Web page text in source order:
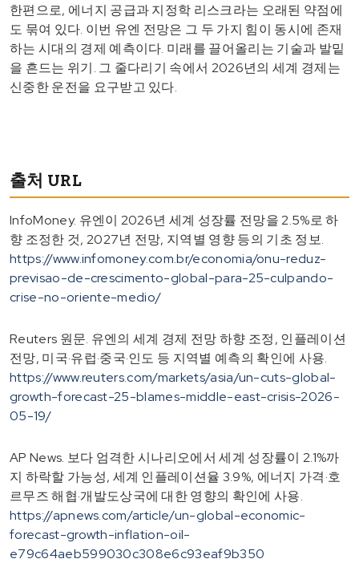
한편으로, 에너지 공급과 지정학 리스크라는 오래된 약점에
도 묶여 있다. 이번 유엔 전망은 그 두 가지 힘이 동시에 존재
하는 시대의 경제 예측이다. 미래를 끌어올리는 기술과 발밑
을 흔드는 위기. 그 줄다리기 속에서 2026년의 세계 경제는
신중한 운전을 요구받고 있다.
출처 URL
InfoMoney. 유엔이 2026년 세계 성장률 전망을 2.5%로 하
향 조정한 것, 2027년 전망, 지역별 영향 등의 기초 정보.
https://www.infomoney.com.br/economia/onu-reduz-
previsao-de-crescimento-global-para-25-culpando-
crise-no-oriente-medio/
Reuters 원문. 유엔의 세계 경제 전망 하향 조정, 인플레이션
전망, 미국·유럽·중국·인도 등 지역별 예측의 확인에 사용.
https://www.reuters.com/markets/asia/un-cuts-global-
growth-forecast-25-blames-middle-east-crisis-2026-
05-19/
AP News. 보다 엄격한 시나리오에서 세계 성장률이 2.1%까
지 하락할 가능성, 세계 인플레이션율 3.9%, 에너지 가격·호
르무즈 해협·개발도상국에 대한 영향의 확인에 사용.
https://apnews.com/article/un-global-economic-
forecast-growth-inflation-oil-
e79c64aeb599030c308e6c93eaf9b350